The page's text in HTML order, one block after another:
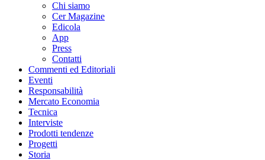
Chi siamo
Cer Magazine
Edicola
App
Press
Contatti
Commenti ed Editoriali
Eventi
Responsabilità
Mercato Economia
Tecnica
Interviste
Prodotti tendenze
Progetti
Storia